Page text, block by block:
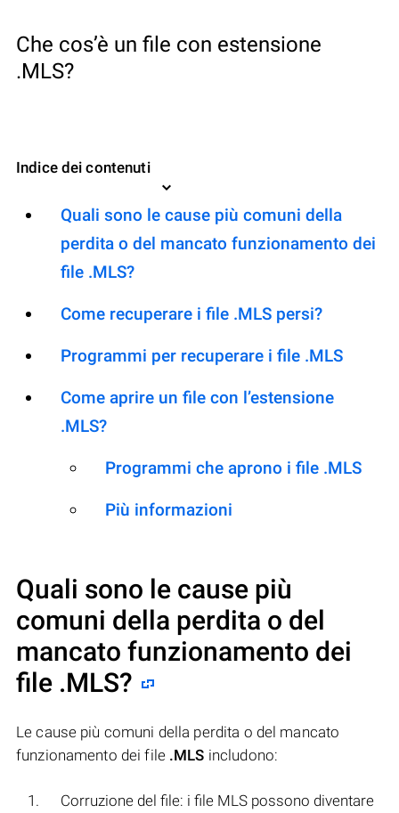
Che cos’è un file con estensione
.MLS?
Indice dei contenuti
Quali sono le cause più comuni della
perdita o del mancato funzionamento dei
file .MLS?
Come recuperare i file .MLS persi?
Programmi per recuperare i file .MLS
Come aprire un file con l’estensione
.MLS?
Programmi che aprono i file .MLS
Più informazioni
Quali sono le cause più
comuni della perdita o del
mancato funzionamento dei
file .MLS?
Le cause più comuni della perdita o del mancato
funzionamento dei file .MLS includono:
Corruzione del file: i file MLS possono diventare